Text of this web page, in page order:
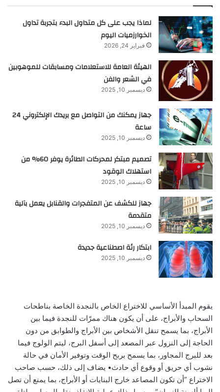
لماذا يجب على كل متداول البدء بتجربة تداول
الخوارزميات اليوم
فبراير 24, 2026
الهيئة العامة للاستعلامات ومسابقات للموهوبين
في الشعر والفن
ديسمبر 10, 2025
جهاز يمكنك من التواصل مع بريدك الإلكتروني 24
ساعة
ديسمبر 10, 2025
تصميم مبتكر لمحركات الطائرة يوفر 60% من
استهلاك الوقود
ديسمبر 10, 2025
جهاز للكشف عن المتفجرات والقنابل يعمل بآلية
متقدمة
ديسمبر 10, 2025
ابتكار رئة اصطناعية جديدة
ديسمبر 10, 2025
يقوم المبدأ الأساسي للاختراع الخاص بالنجدة الخاصة بناطحات
السحاب والأبراج، على أن يكون هناك ممرّات للنجدة فيما بين
الأبراج، بما يسمح تنقل الأشخاص بين الأبراج والطوابق من دون
الحاجة إلى النزول عبر المصعد إلى أسفل البرج، ليتم الولوج فيما
بعد للبرج المجاور، بما يسمح بربح الوقت وتوفير الأمان في حالة
نشوب أي حريق أو وقوع أي حادث• يضاف إلى ذلك، حسب صاحب
الاختراع ”أن تكون المصاعد خارج البنايات أو الأبراج، بما يمنع أن تصل